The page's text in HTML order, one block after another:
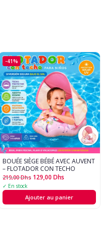
-41%
BOUÉE SIÈGE BÉBÉ AVEC AUVENT
– FLOTADOR CON TECHO
219,00Dhs 129,00 Dhs
✓ En stock
Ajouter au panier